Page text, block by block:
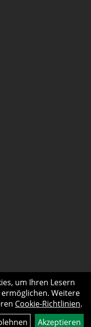
um Ihren Lesern
Weitere
Cookie-Richtlinien.
Akzeptieren